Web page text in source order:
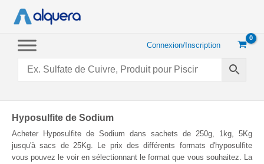
Connexion/Inscription
Hyposulfite de Sodium
Acheter Hyposulfite de Sodium dans sachets de 250g, 1kg, 5Kg
jusqu'à sacs de 25Kg. Le prix des différents formats d'hyposulfite
vous pouvez le voir en sélectionnant le format que vous souhaitez. La